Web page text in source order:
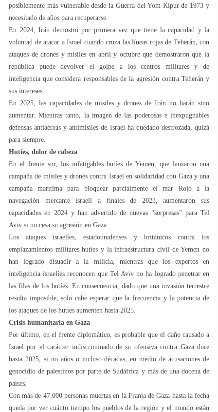
posiblemente más vulnerable desde la Guerra del Yom Kipur de 1973 y
necesitado de años para recuperarse.
En 2024, Irán demostró por primera vez que tiene la capacidad y la
voluntad de atacar a Israel cuando cruza las líneas rojas de Teherán, con
ataques de drones y misiles en abril y octubre que demostraron que la
república puede devolver el golpe a los centros militares y de
inteligencia que considera responsables de la agresión contra Teherán y
sus intereses.
En 2025, las capacidades de misiles y drones de Irán no harán sino
aumentar. Mientras tanto, la imagen de las poderosas e inexpugnables
defensas antiaéreas y antimisiles de Israel ha quedado destrozada, quizá
para siempre.
Hutíes, dolor de cabeza
En el frente sur, los infatigables hutíes de Yemen, que lanzaron una
campaña de misiles y drones contra Israel en solidaridad con Gaza y una
campaña marítima para bloquear parcialmente el mar Rojo a la
navegación mercante israelí a finales de 2023, aumentaron sus
capacidades en 2024 y han advertido de nuevas "sorpresas" para Tel
Aviv si no cesa su agresión en Gaza.
Los ataques israelíes, estadounidenses y británicos contra los
emplazamientos militares hutíes y la infraestructura civil de Yemen no
han logrado disuadir a la milicia, mientras que los expertos en
inteligencia israelíes reconocen que Tel Aviv no ha logrado penetrar en
las filas de los hutíes. En consecuencia, dado que una invasión terrestre
resulta imposible, solo cabe esperar que la frecuencia y la potencia de
los ataques de los hutíes aumenten hasta 2025.
Crisis humanitaria en Gaza
Por último, en el frente diplomático, es probable que el daño causado a
Israel por el carácter indiscriminado de su ofensiva contra Gaza dure
hasta 2025, si no años o incluso décadas, en medio de acusaciones de
genocidio de palestinos por parte de Sudáfrica y más de una docena de
países.
Con más de 47.000 personas muertas en la Franja de Gaza hasta la fecha
queda por ver cuánto tiempo los pueblos de la región y el mundo están